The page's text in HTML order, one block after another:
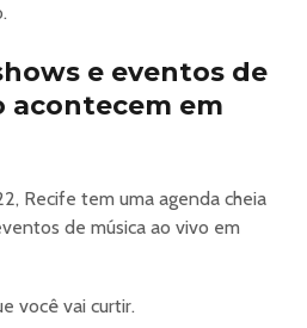
e eventos de
acontecem em
Recife tem uma agenda cheia
de música ao vivo em
você vai curtir.